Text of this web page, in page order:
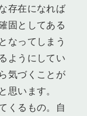
存在になれば
固としてある
なってしまう
ようにしてい
気づくことが
います。
くるもの。自